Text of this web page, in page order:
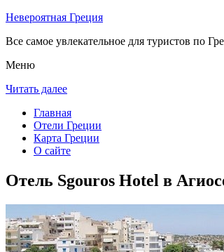
Невероятная Греция
Все самое увлекательное для туристов по
Меню
Читать далее
Главная
Отели Греции
Карта Греции
О сайте
Отель Sgouros Hotel в